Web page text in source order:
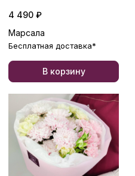
4 490 ₽
Марсала
Бесплатная доставка*
В корзину